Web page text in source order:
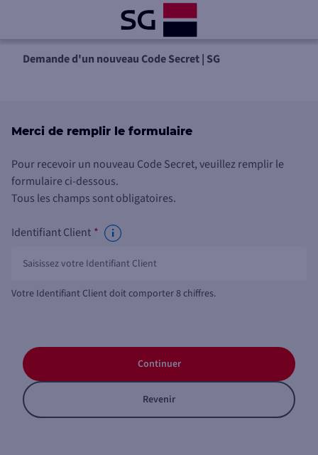
Demande d'un nouveau Code Secret | SG
Merci de remplir le formulaire
Pour recevoir un nouveau Code Secret, veuillez remplir le
formulaire ci-dessous.
Tous les champs sont obligatoires.
Identifiant Client *
Votre Identifiant Client doit comporter 8 chiffres.
Continuer
Revenir